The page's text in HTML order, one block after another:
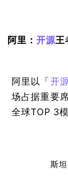
阿里： 开源王
阿里以「 开
场占据重要
全球TOP 3
斯